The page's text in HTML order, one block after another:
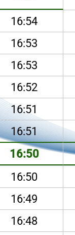
16:54
16:53
16:53
16:52
16:51
16:51
16:50
16:50
16:49
16:48